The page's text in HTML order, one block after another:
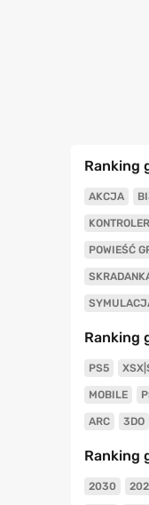
Ranking
AKCJA
POWIEŚĆ
Ranking
PS5
MOBILE
ARC 3DO
Ranking
2030